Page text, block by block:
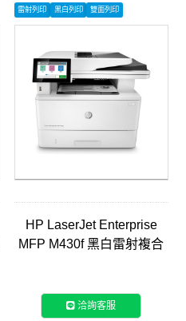
雷射列印 黑白列印 雙面列印
HP LaserJet Enterprise
MFP M430f 黑白雷射複合
洽詢客服